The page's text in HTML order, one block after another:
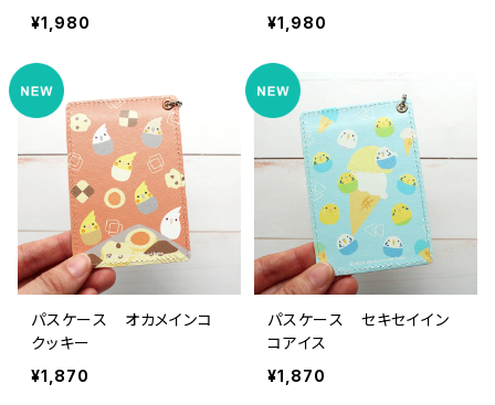
¥1,980
¥1,980
パスケース オカメインコ
クッキー
¥1,870
パスケース セキセイイン
コアイス
¥1,870